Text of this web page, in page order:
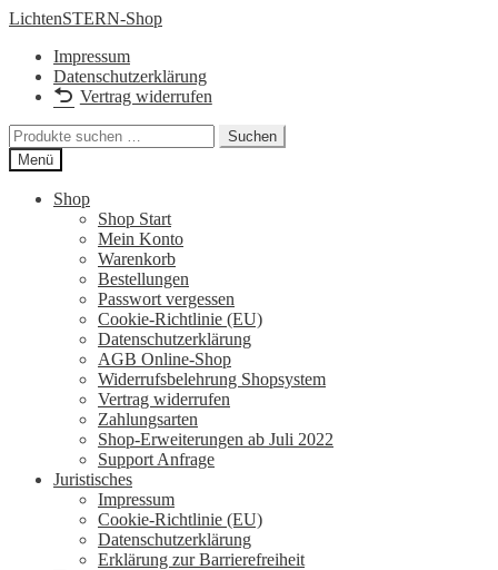
Zur
springen
Zum
springen
LichtenSTERN-Shop
Impressum
Datenschutzerklärung
Vertrag widerrufen
Suchen
nach:
Suchen
Menü
Shop
Shop Start
Mein Konto
Warenkorb
Bestellungen
Passwort vergessen
Cookie-Richtlinie (EU)
Datenschutzerklärung
AGB Online-Shop
Widerrufsbelehrung Shopsystem
Vertrag widerrufen
Zahlungsarten
Shop-Erweiterungen ab Juli 2022
Support Anfrage
Juristisches
Impressum
Cookie-Richtlinie (EU)
Datenschutzerklärung
Erklärung zur Barrierefreiheit